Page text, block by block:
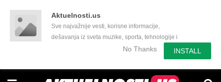
Aktuelnosti.us
Sve najvažnije vesti, korisne informacije,
dešavanja iz sveta muzike, sporta, tehnologije i
još mnogo toga zanimljivog.No Thanks INSTALL